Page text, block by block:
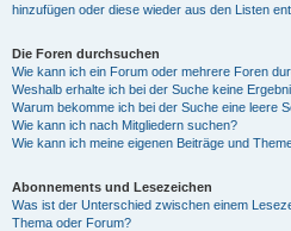
hinzufügen oder diese wieder aus den Listen
Die Foren durchsuchen
Wie kann ich ein Forum oder mehrere Foren
Weshalb erhalte ich bei der Suche keine
Warum bekomme ich bei der Suche eine leere
Wie kann ich nach Mitgliedern suchen?
Wie kann ich meine eigenen Beiträge und
Abonnements und Lesezeichen
Was ist der Unterschied zwischen einem
Thema oder Forum?